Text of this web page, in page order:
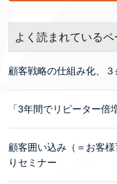
よく読まれているペ
顧客戦略の仕組み化、
「3年間でリピーター
顧客囲い込み（＝お客
りセミナー